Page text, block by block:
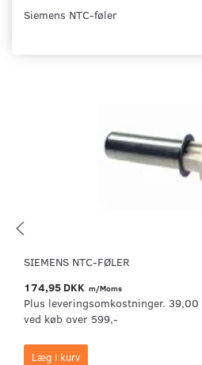
Siemens NTC-føler
SIEMENS NTC-FØLER
174,95 DKK m/Moms
Plus leveringsomkostninger.
ved køb over 599,-
Læg i kurv